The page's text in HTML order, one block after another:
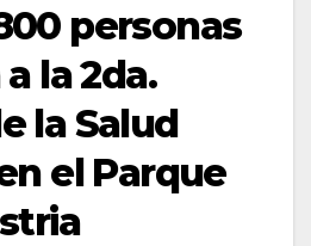
personas
la 2da.
la Salud
el Parque